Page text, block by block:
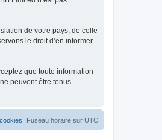
de votre pays, de celle
le droit d’en informer
que toute information
peuvent être tenus
Fuseau horaire sur UTC